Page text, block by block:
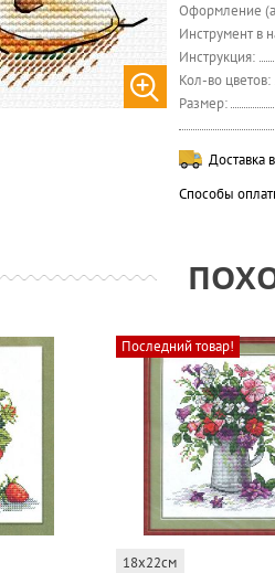
Оформление
Инструмент в
Инструкция:
Кол-во цветов:
Размер:
Доставка в
Способы
Последний товар!
18x22см